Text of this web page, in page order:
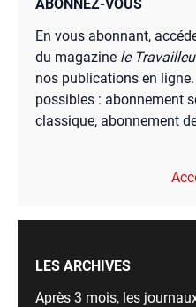
ABONNEZ-VOUS
En vous abonnant,
du magazine le
nos publications en
possibles : abonnement
classique, abonnement
LES ARCHIVES
Après 3 mois, les